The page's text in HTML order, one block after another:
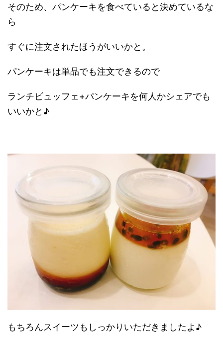
そのため、パンケーキを食べていると決めているな
ら
すぐに注文されたほうがいいかと。
パンケーキは単品でも注文できるので
ランチビュッフェ+パンケーキを何人かシェアでも
いいかと♪
もちろんスイーツもしっかりいただきましたよ♪